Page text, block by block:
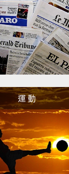
in salad
acid in
suggest
許多合成
酸，還有
和苯甲
論。除此
Another
運 動